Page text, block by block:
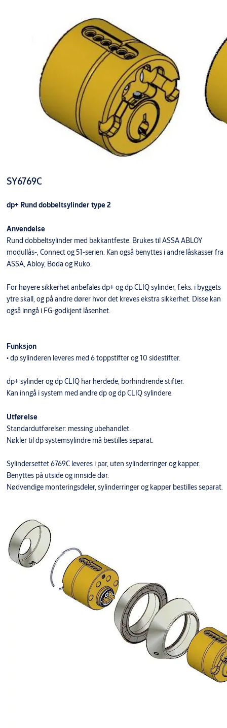
SY6769C
dp+ Rund dobbeltsylinder type 2
Anvendelse
Rund dobbeltsylinder med bakkantfeste. Brukes til ASSA ABLOY
modullås-, Connect og 51-serien. Kan også benyttes i andre låskasser fra
ASSA, Abloy, Boda og Ruko.
For høyere sikkerhet anbefales dp+ og dp CLIQ sylinder, f.eks. i byggets
ytre skall, og på andre dører hvor det kreves ekstra sikkerhet. Disse kan
også inngå i FG-godkjent låsenhet.
Funksjon
• dp sylinderen leveres med 6 toppstifter og 10 sidestifter.
dp+ sylinder og dp CLIQ har herdede, borhindrende stifter.
Kan inngå i system med andre dp og dp CLIQ sylindere.
Utførelse
Standardutførelser: messing ubehandlet.
Nøkler til dp systemsylindre må bestilles separat.
Sylindersettet 6769C leveres i par, uten sylinderringer og kapper.
Benyttes på utside og innside dør.
Nødvendige monteringsdeler, sylinderringer og kapper bestilles separat.